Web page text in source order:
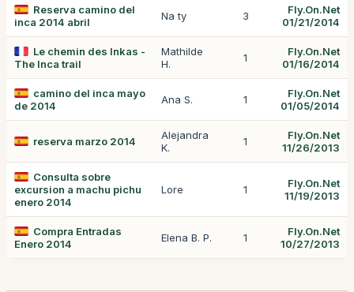
Reserva camino del
inca 2014 abril
Na ty 3
Fly.On.Net
01/21/2014
Le chemin des Inkas -
The Inca trail
Mathilde
H.
1
Fly.On.Net
01/16/2014
camino del inca mayo
de 2014
Ana S. 1
Fly.On.Net
01/05/2014
reserva marzo 2014
Alejandra
K.
1
Fly.On.Net
11/26/2013
Consulta sobre
excursion a machu pichu
enero 2014
Lore 1
Fly.On.Net
11/19/2013
Compra Entradas
Enero 2014
Elena B. P. 1
Fly.On.Net
10/27/2013